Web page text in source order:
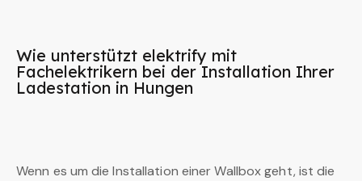
Wie unterstützt elektrify mit
Fachelektrikern bei der Installation Ihrer
Ladestation in Hungen
Wenn es um die Installation einer Wallbox geht, ist die